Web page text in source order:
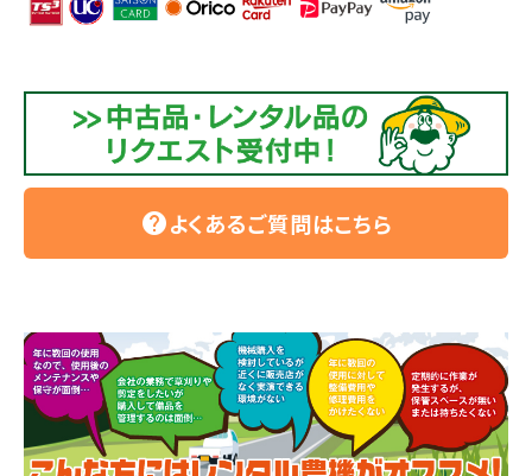
helpよくあるご質問はこちら